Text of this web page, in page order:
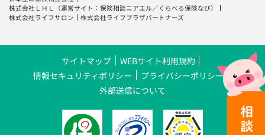
株式会社ＬＨＬ
（運営サイト：保険相談ニアエル ／ くらべる保険なび）
株式会社ライフサロン
株式会社ライフプラザパートナーズ
サイトマップ
WEBサイト利用規約
情報セキュリティポリシー
プライバシーポリシー
外部送信について